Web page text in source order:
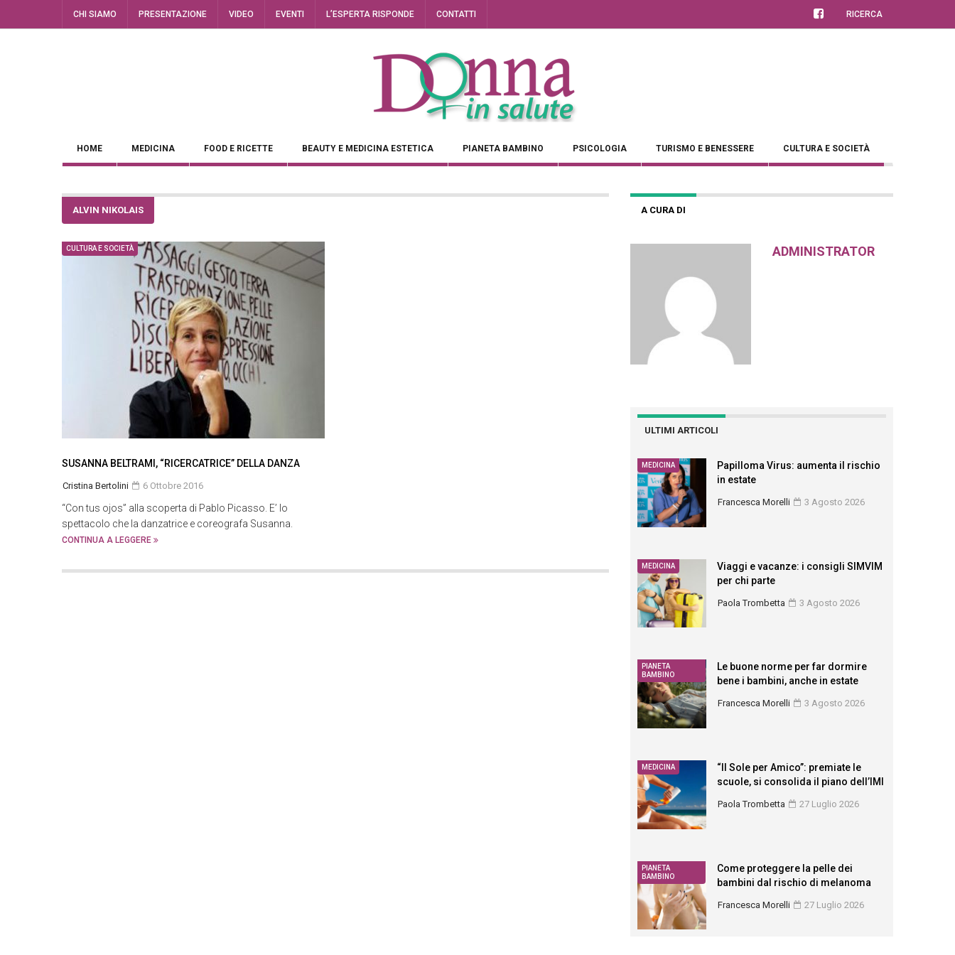
CHI SIAMO PRESENTAZIONE VIDEO EVENTI L’ESPERTA RISPONDE CONTATTI RICERCA
HOME MEDICINA FOOD E RICETTE BEAUTY E MEDICINA ESTETICA PIANETA BAMBINO PSICOLOGIA TURISMO E BENESSERE CULTURA E SOCIETÀ
ALVIN NIKOLAIS
CULTURA E SOCIETÀ
SUSANNA BELTRAMI, “RICERCATRICE” DELLA DANZA
Cristina Bertolini 6 Ottobre 2016
“Con tus ojos” alla scoperta di Pablo Picasso. E’ lo
spettacolo che la danzatrice e coreografa Susanna.
CONTINUA A LEGGERE
A CURA DI
ADMINISTRATOR
ULTIMI ARTICOLI
MEDICINA
Papilloma Virus: aumenta il rischio
in estate
Francesca Morelli 3 Agosto 2026
MEDICINA
Viaggi e vacanze: i consigli SIMVIM
per chi parte
Paola Trombetta 3 Agosto 2026
PIANETA
BAMBINO
Le buone norme per far dormire
bene i bambini, anche in estate
Francesca Morelli 3 Agosto 2026
MEDICINA
“Il Sole per Amico”: premiate le
scuole, si consolida il piano dell’IMI
Paola Trombetta 27 Luglio 2026
PIANETA
BAMBINO
Come proteggere la pelle dei
bambini dal rischio di melanoma
Francesca Morelli 27 Luglio 2026